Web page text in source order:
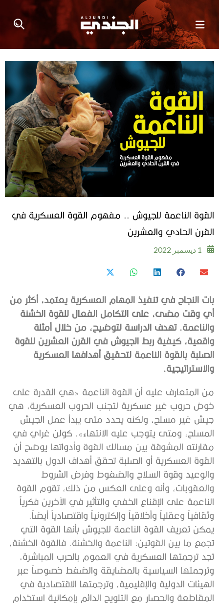
القوة الناعمة للجيوش .. مفهوم القوة العسكرية في
القرن الحادي والعشرين
1 ديسمبر 2022
بات النجاح في تنفيذ المهام العسكرية يعتمد، أكثر من
أي وقت مضى، على التكامل الفعال للقوة الخشنة
والناعمة. تهدف الدراسة لتوضيح، من خلال أمثلة
واقعية، كيفية ربط الجيوش في القرن العشرين للقوة
الصلبة بالقوة الناعمة لتحقيق أهدافها العسكرية
والاستراتيجية.
من المتعارف عليه أن القوة الناعمة «هي القدرة على
خوض حروب غير عسكرية لتجنب الحروب العسكرية، هي
جيش غير مسلح، ولكنه يحدد متى يبدأ عمل الجيش
المسلح، ومتى يتوجب عليه الانتهاء». كولن غراي في
مقارنته المشوقة بين مسالك القوة وأدواتها يوضح أن
القوة العسكرية أو الصلبة تحقق أهداف الدول بالتهديد
والوعيد وقوة السلاح والضغوط وفرض الشروط
والعقوبات، وأنه وعلى العكس من ذلك، تقوم القوة
الناعمة على الإقناع الخفي والتأثير في الآخرين فكرياً
وثقافياً وعقلياً وأخلاقياً وإلكترونياً واقتصادياً أيضاً.
يمكن تعريف القوة الناعمة للجيوش بأنها القوة التي
تجمع ما بين القوتين: الناعمة والخشنة. فالقوة الخشنة،
تجد ترجمتها العسكرية في العموم بالحرب المباشرة،
وترجمتها السياسية بالمضايقة والضغط خصوصاً عبر
الهيئات الدولية والإقليمية، وترجمتها الاقتصادية في
المقاطعة والحصار مع التلويح الدائم بإمكانية استخدام